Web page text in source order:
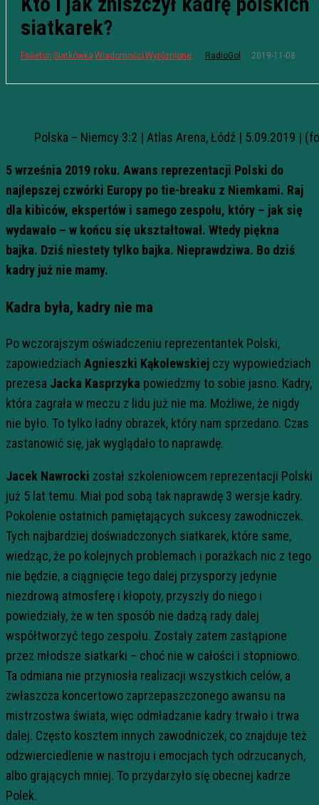
siatkarek?
Felieton Siatkówka Wiadomości Wyróżnione RadioGol 2019-11-08
Polska – Niemcy 3:2 | Atlas Arena, Łódź | 5.09.2019 |
5 września 2019 roku. Awans reprezentacji Polski do
najlepszej czwórki Europy po tie-breaku z Niemkami. Raj
dla kibiców, ekspertów i samego zespołu, który – jak się
wydawało – w końcu się ukształtował. Wtedy piękna
bajka. Dziś niestety tylko bajka. Nieprawdziwa. Bo dziś
kadry już nie mamy.
Kadra była, kadry nie ma
Po wczorajszym oświadczeniu reprezentantek Polski,
zapowiedziach Agnieszki Kąkolewskiej czy wypowiedziach
prezesa Jacka Kasprzyka powiedzmy to sobie jasno. Kadry,
która zagrała w meczu z lidu już nie ma. Możliwe, że nigdy
nie było. To tylko ładny obrazek, który nam sprzedano. Czas
zastanowić się, jak wyglądało to naprawdę.
Jacek Nawrocki został szkoleniowcem reprezentacji Polski
już 5 lat temu. Miał pod sobą tak naprawdę 3 wersje kadry.
Pokolenie ostatnich pamiętających sukcesy zawodniczek.
Tych najbardziej doświadczonych siatkarek, które same,
wiedząc, że po kolejnych problemach i porażkach nic z tego
nie będzie, a ciągnięcie tego dalej przysporzy jedynie
niezdrową atmosferę i kłopoty, przyszły do niego i
powiedziały, że w ten sposób nie dadzą rady dalej
współtworzyć tego zespołu. Zostały zatem zastąpione
przez młodsze siatkarki – choć nie w całości i stopniowo.
Ta odmiana nie przyniosła realizacji wszystkich celów, a
zwłaszcza koncertowo zaprzepaszczonego awansu na
mistrzostwa świata, więc odmładzanie kadry trwało i trwa
dalej. Często kosztem innych zawodniczek, co znajduje też
odzwierciedlenie w nastroju i emocjach tych odrzucanych,
albo grających mniej. To przydarzyło się obecnej kadrze
Polek.